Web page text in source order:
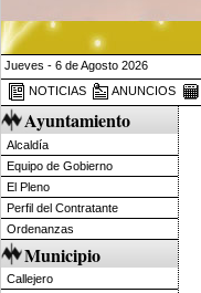
Jueves - 6 de Agosto 2026
NOTICIAS
ANUNCIOS
Ayuntamiento
Alcaldía
Equipo de Gobierno
El Pleno
Perfil del Contratante
Ordenanzas
Municipio
Callejero